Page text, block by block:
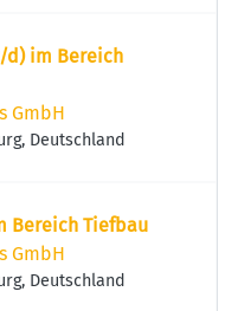
im Bereich
GmbH
Deutschland
Bereich Tiefbau
GmbH
Deutschland